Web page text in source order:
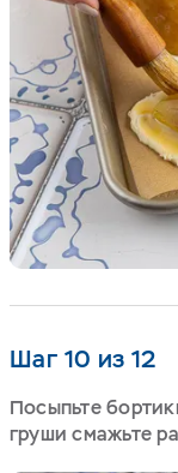
Шаг 10 из 12
Посыпьте
груши смажьте